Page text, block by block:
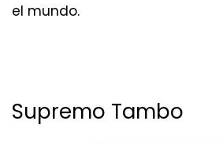
el mundo.
Supremo Tambo